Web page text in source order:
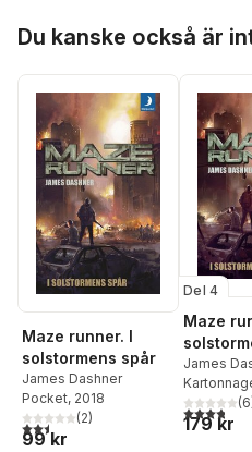
Du kanske också är
Maze runner. I
solstormens spår
James Dashner
Pocket, 2018
2,5utav 5 stjärnor. Totalt antal röster:
(2)
99 kr
Del 4
Maze
James
3,8utav 5(6
179 kr